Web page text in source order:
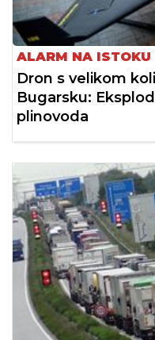
ALARM NA ISTOKU
Dron s velikom
Bugarsku:
plinovoda